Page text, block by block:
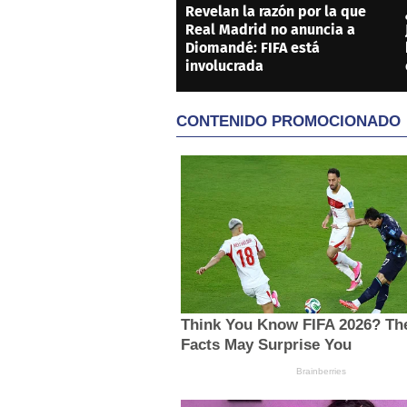
Revelan la razón por la que
Real Madrid no anuncia a
Diomandé: FIFA está
involucrada